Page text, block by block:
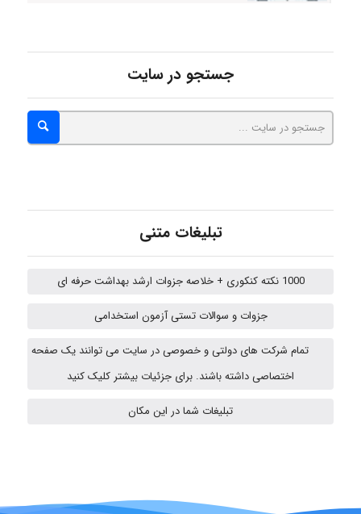
Alirez0990
جستجو در سایت
تبلیغات متنی
1000 نکته کنکوری + خلاصه جزوات ارشد بهداشت حرفه ای
جزوات و سوالات تستی آزمون استخدامی
تمام شرکت های دولتی و خصوصی در سایت می توانند یک صفحه
اختصاصی داشته باشند. برای جزئیات بیشتر کلیک کنید
تبلیغات شما در این مکان